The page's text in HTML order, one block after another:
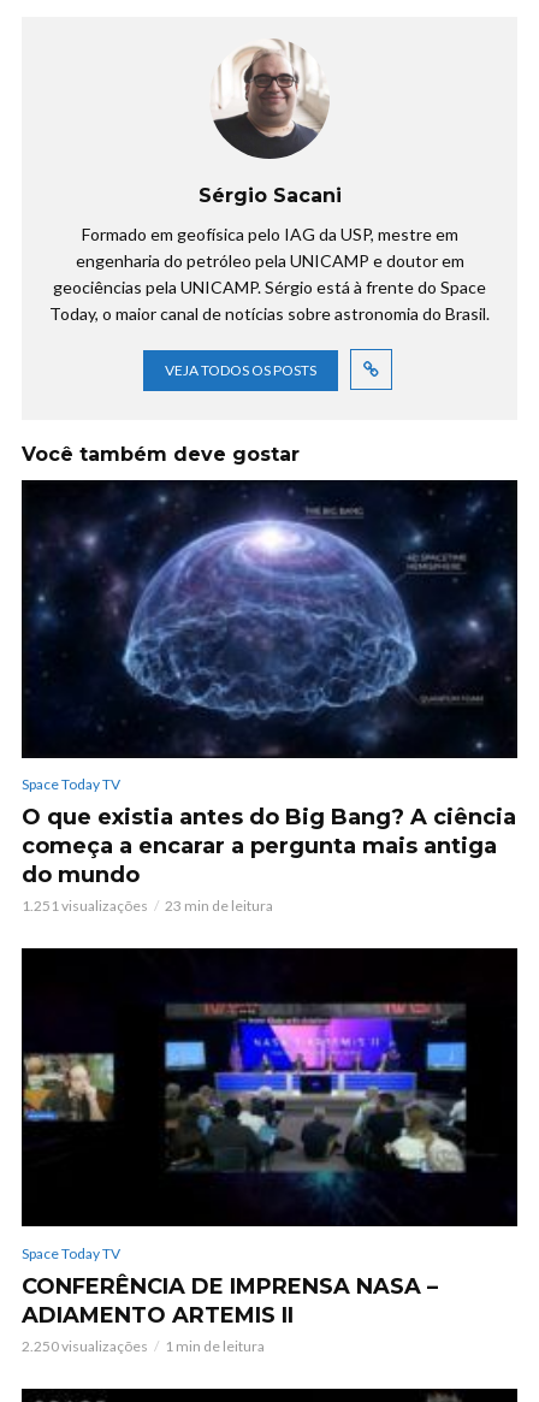
Sérgio Sacani
Formado em geofísica pelo IAG da USP, mestre em
engenharia do petróleo pela UNICAMP e doutor em
geociências pela UNICAMP. Sérgio está à frente do Space
Today, o maior canal de notícias sobre astronomia do Brasil.
VEJA TODOS OS POSTS
Você também deve gostar
Space Today TV
O que existia antes do Big Bang? A ciência
começa a encarar a pergunta mais antiga
do mundo
1.251 visualizações 23 min de leitura
Space Today TV
CONFERÊNCIA DE IMPRENSA NASA –
ADIAMENTO ARTEMIS II
2.250 visualizações 1 min de leitura